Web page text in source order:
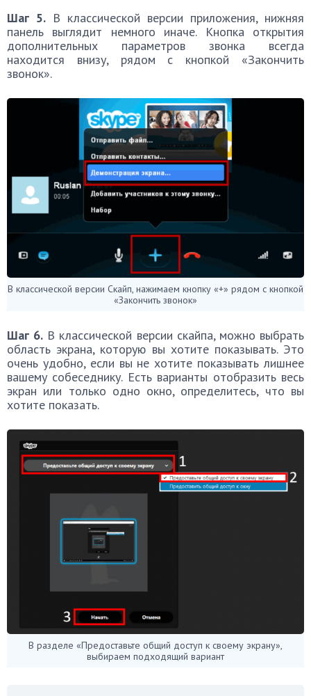
Шаг 5. В классической версии приложения, нижняя
панель выглядит немного иначе. Кнопка открытия
дополнительных параметров звонка всегда
находится внизу, рядом с кнопкой «Закончить
звонок».
В классической версии Скайп, нажимаем кнопку «+» рядом с кнопкой
«Закончить звонок»
Шаг 6. В классической версии скайпа, можно выбрать
область экрана, которую вы хотите показывать. Это
очень удобно, если вы не хотите показывать лишнее
вашему собеседнику. Есть варианты отобразить весь
экран или только одно окно, определитесь, что вы
хотите показать.
В разделе «Предоставьте общий доступ к своему экрану»,
выбираем подходящий вариант